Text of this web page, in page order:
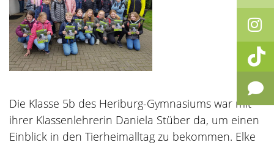
Die Klasse 5b des Heriburg-Gymnasiums war mit
ihrer Klassenlehrerin Daniela Stüber da, um einen
Einblick in den Tierheimalltag zu bekommen. Elke